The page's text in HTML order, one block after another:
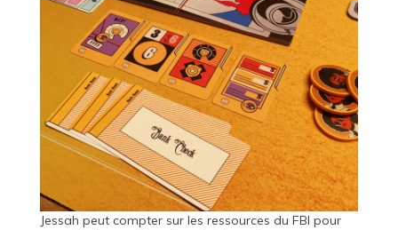
Jessah peut compter sur les ressources du FBI pour